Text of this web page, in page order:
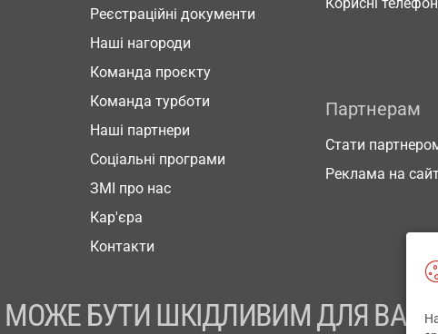
Реєстраційні документи
Наші нагороди
Команда проєкту
Команда турботи
Наші партнери
Соціальні програми
ЗМІ про нас
Кар'єра
Контакти
Партнерам
Стати
Реклама на
БУТИ ШКІДЛИВИМ ДЛЯ